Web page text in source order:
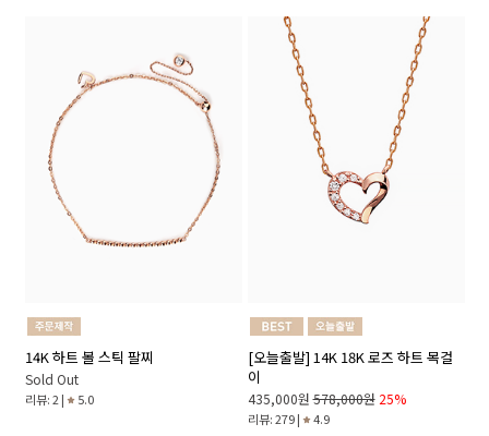
14K 하트 볼 스틱 팔찌
Sold Out
리뷰: 2 | 5.0
[오늘출발] 14K 18K 로즈 하트 목걸
이
435,000원 578,000원 25%
리뷰: 279 | 4.9